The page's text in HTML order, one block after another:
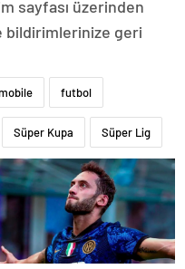
sayfası üzerinden
bildirimlerinize geri
futbol
Süper Kupa Süper Lig